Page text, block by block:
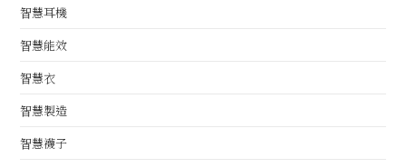
智慧耳機
智慧能效
智慧衣
智慧製造
智慧襪子